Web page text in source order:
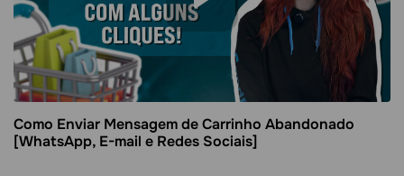
Como Enviar Mensagem de Carrinho Abandonado
[WhatsApp, E-mail e Redes Sociais]